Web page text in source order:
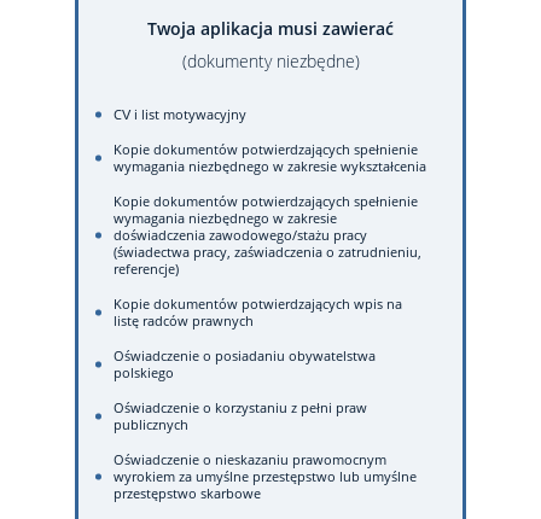
Twoja aplikacja musi zawierać
(dokumenty niezbędne)
CV i list motywacyjny
Kopie dokumentów potwierdzających spełnienie
wymagania niezbędnego w zakresie wykształcenia
Kopie dokumentów potwierdzających spełnienie
wymagania niezbędnego w zakresie
doświadczenia zawodowego/stażu pracy
(świadectwa pracy, zaświadczenia o zatrudnieniu,
referencje)
Kopie dokumentów potwierdzających wpis na
listę radców prawnych
Oświadczenie o posiadaniu obywatelstwa
polskiego
Oświadczenie o korzystaniu z pełni praw
publicznych
Oświadczenie o nieskazaniu prawomocnym
wyrokiem za umyślne przestępstwo lub umyślne
przestępstwo skarbowe